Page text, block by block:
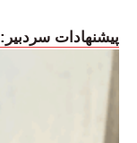
پیشنهادات سردبیر: